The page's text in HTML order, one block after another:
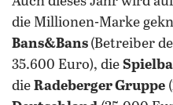
die Millionen-Marke
Bans&Bans (Betreiber
35.600 Euro), die
die Radeberger Gruppe